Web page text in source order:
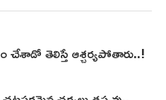
చేశాడో తెలిస్తే ఆశ్చర్యపోతారు..!